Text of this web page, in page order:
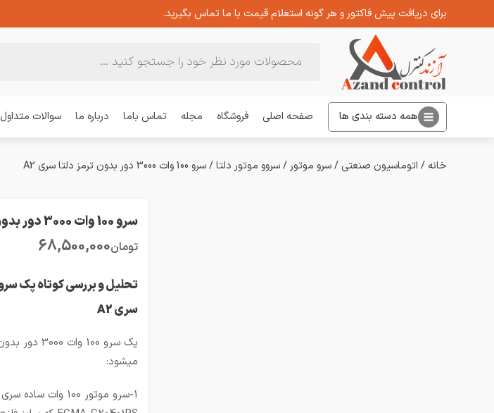
برای دریافت پیش فاکتور و هر گونه استعلام قیمت با ما تماس بگیرید.
همه دسته بندی ها صفحه اصلی فروشگاه مجله تماس باما درباره ما سوالات متداول
خانه / اتوماسیون صنعتی /سرو موتور /سروو موتور دلتا/سرو 100 وات 3000 دور بدون ترمز دلتا سری A2
سرو 100 وات 3000 دور بدون ترمز دلتا سری A2
تومان68,500,000
سری A2
میشود: